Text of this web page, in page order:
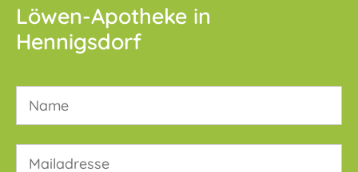
Löwen-Apotheke in
Hennigsdorf
Bitte lasse dieses Feld leer.